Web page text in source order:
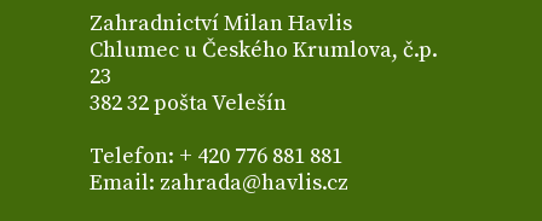
Zahradnictví Milan Havlis
Chlumec u Českého Krumlova, č.p.
23
382 32 pošta Velešín
Telefon: + 420 776 881 881
Email: zahrada@havlis.cz